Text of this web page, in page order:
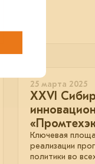
25 марта 2025
ХХVI
Ключевая
реализации
политики во